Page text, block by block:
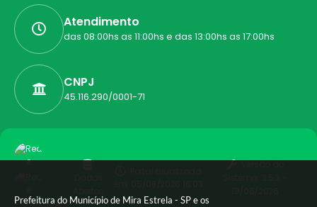
Prefeitura do Município de Mira Estrela - SP e os
Atendimento
das 08:00hs as 11:00hs e das 13:00hs as 17:00hs
CNPJ
45.116.290/0001-71
Versão do